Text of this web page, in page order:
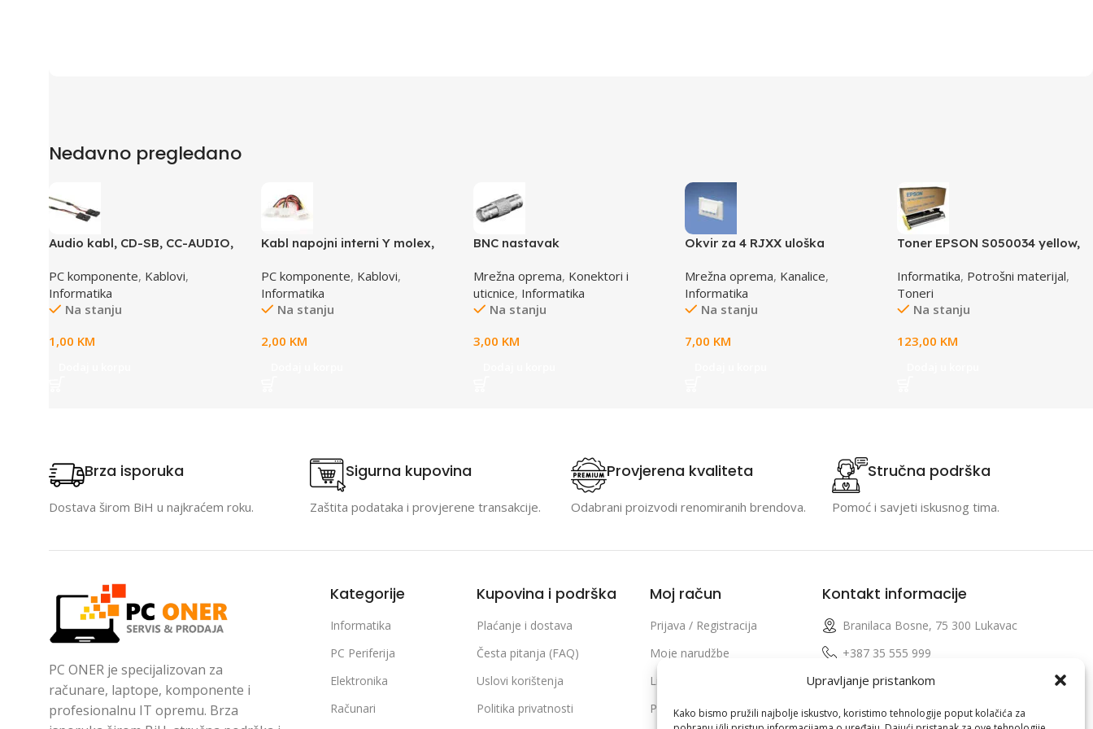
Upravljanje pristankom
Kako bismo pružili najbolje iskustvo, koristimo tehnologije poput kolačića za
Nedavno pregledano
Audio kabl, CD-SB, CC-AUDIO,
PC komponente, Kablovi,
Informatika
Na stanju
1,00 KM
Kabl napojni interni Y molex,
1x female to 2x male
PC komponente, Kablovi,
Informatika
Na stanju
2,00 KM
BNC nastavak
Mrežna oprema, Konektori i
uticnice, Informatika
Na stanju
3,00 KM
Okvir za 4 RJXX uloška
Mrežna oprema, Kanalice,
Informatika
Na stanju
7,00 KM
Toner EPSON S050034 yellow,
Informatika, Potrošni materijal,
Toneri
Na stanju
123,00 KM
Brza isporuka
Dostava širom BiH u najkraćem roku.
Sigurna kupovina
Zaštita podataka i provjerene transakcije.
Provjerena kvaliteta
Odabrani proizvodi renomiranih brendova.
Stručna podrška
Pomoć i savjeti iskusnog tima.
PC ONER je specijalizovan za
računare, laptope, komponente i
profesionalnu IT opremu. Brza
Kategorije
Informatika
PC Periferija
Elektronika
Računari
Kupovina i podrška
Plaćanje i dostava
Česta pitanja (FAQ)
Uslovi korištenja
Politika privatnosti
Moj račun
Prijava / Registracija
Moje narudžbe
Lista želja
Poređenje proizvoda
Kontakt informacije
Branilaca Bosne, 75 300 Lukavac
+387 35 555 999
info@pconer.ba
ID: 4210115760008